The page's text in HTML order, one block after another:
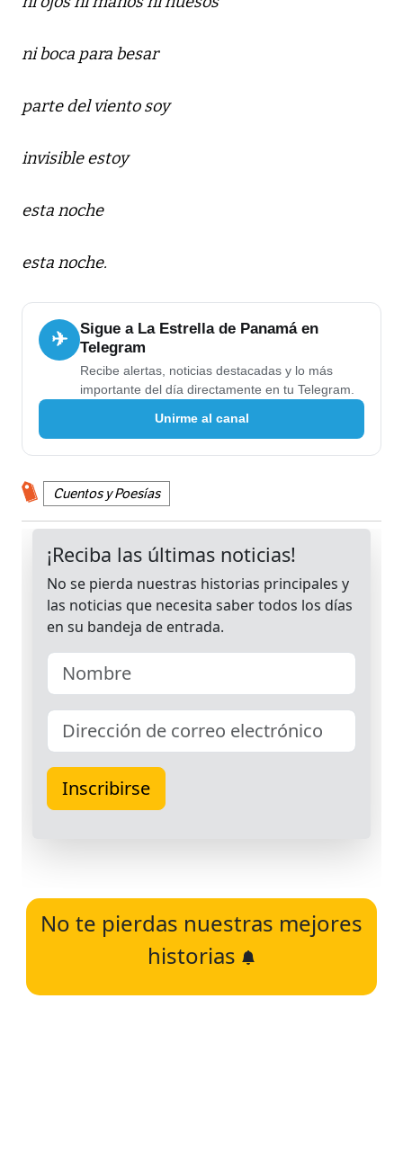
ni boca para besar
parte del viento soy
invisible estoy
esta noche
esta noche.
✈
Sigue a La Estrella de Panamá en
Telegram
Recibe alertas, noticias destacadas y lo más
importante del día directamente en tu Telegram.
Unirme al canal
Cuentos y Poesías
No te pierdas nuestras mejores
historias